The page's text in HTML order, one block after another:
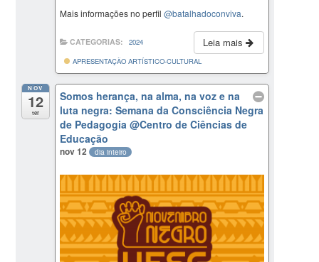
Mais informações no perfil@batalhadoconviva.
Leia mais
CATEGORIAS:
2024
APRESENTAÇÃO ARTÍSTICO-CULTURAL
NOV
12
ter
Somos herança, na alma, na voz e na
luta negra: Semana da Consciência Negra
de Pedagogia@Centro de Ciências de
Educação
nov 12 dia inteiro